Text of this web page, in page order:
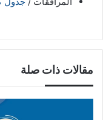
مقالات ذات صلة